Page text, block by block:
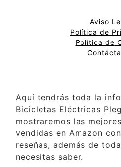
Aviso
Política de
Política de
Aquí tendrás toda la
Bicicletas Eléctricas
mostraremos las
vendidas en Amazon
reseñas, además de
necesitas saber.